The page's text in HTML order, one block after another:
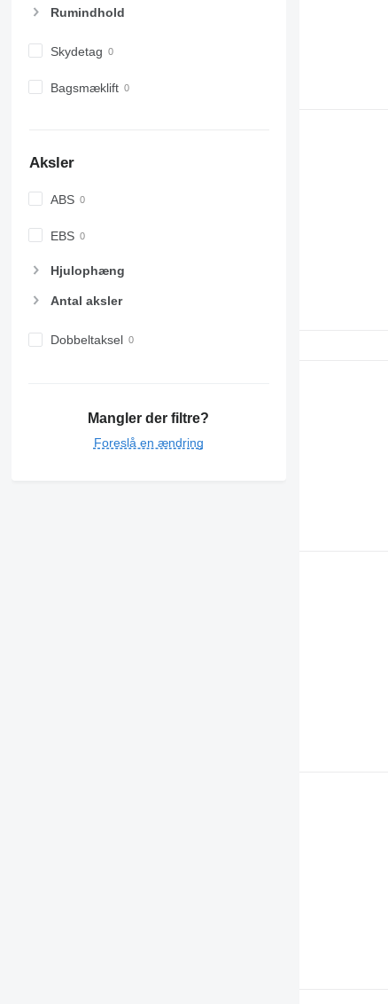
Rumindhold
Skydetag
Bagsmæklift
Aksler
ABS
EBS
Hjulophæng
Antal aksler
Dobbeltaksel
Mangler der filtre?
Foreslå en ændring